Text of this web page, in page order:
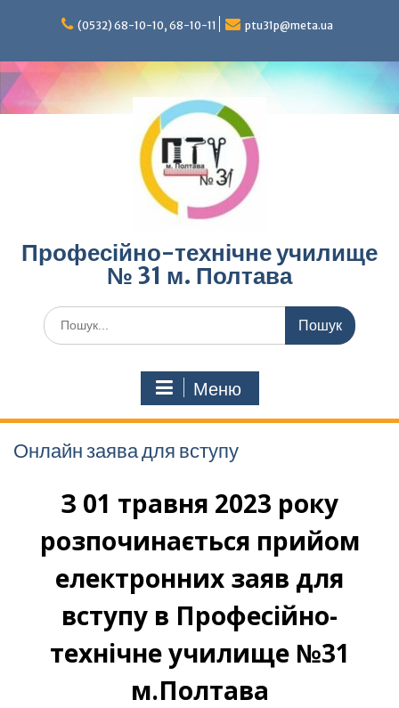
(0532) 68-10-10, 68-10-11 ptu31p@meta.ua
Професійно-технічне училище
№ 31 м. Полтава
Шукати:
Меню
Онлайн заява для вступу
З 01 травня 2023 року
розпочинається прийом
електронних заяв для
вступу в Професійно-
технічне училище №31
м.Полтава